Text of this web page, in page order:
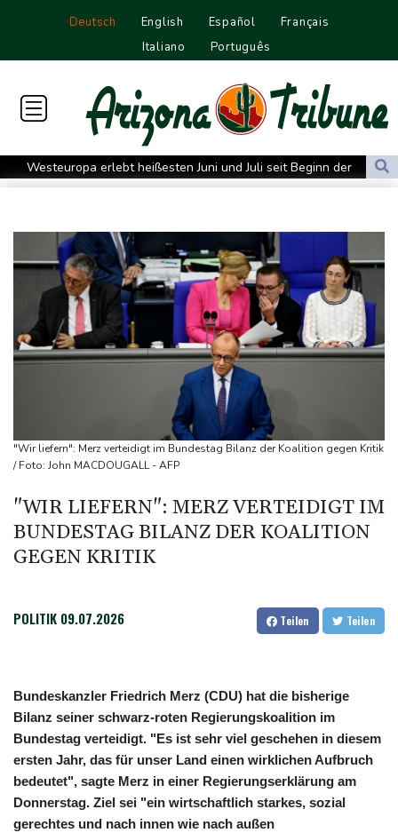
Deutsch English Español
Français
Italiano
Português
Westeuropa erlebt heißesten Juni und Juli seit Beginn der
Aufzeichnungen
davon im Gazastreifen
Trump verzichtet offenbar vorerst auf Angriffe auf Iran: "Halten
uns zurück"
Trauer um Jorge Messi: Fußballstar Lionel Messi nimmt Abschied
von seinem Vater
Nowitzki trauert um ersten NBA-Coach Nelson: "RIP, Legende"
Neuer Waldbrand in Südfrankreich: Mehr als 200
Feuerwehrleute im Einsatz
Umfrage: Mehrheit der Deutschen gegen Abschaffung der
"Rente mit 63"
Bericht: Dobrindt verdoppelt Anti-Drohnen-Einheiten der
Bundespolizei
Netanjahu lehnt von Trump unterstützten 15-Punkte-Plan für
"Wir liefern": Merz verteidigt im Bundestag Bilanz der Koalition gegen Kritik
/ Foto: John MACDOUGALL - AFP
"WIR LIEFERN": MERZ VERTEIDIGT IM
BUNDESTAG BILANZ DER KOALITION
GEGEN KRITIK
POLITIK 09.07.2026 Teilen Teilen
Bundeskanzler Friedrich Merz (CDU) hat die bisherige
Bilanz seiner schwarz-roten Regierungskoalition im
Bundestag verteidigt. "Es ist sehr viel geschehen in diesem
ersten Jahr, das für unser Land einen wirklichen Aufbruch
bedeutet", sagte Merz in einer Regierungserklärung am
Donnerstag. Ziel sei "ein wirtschaftlich starkes, sozial
gerechtes und nach innen wie nach außen